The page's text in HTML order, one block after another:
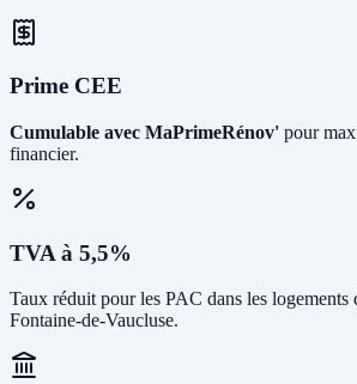
Prime CEE
Cumulable avec MaPrimeRénov' pour
financier.
TVA à 5,5%
Taux réduit pour les PAC dans les logements
Fontaine-de-Vaucluse.